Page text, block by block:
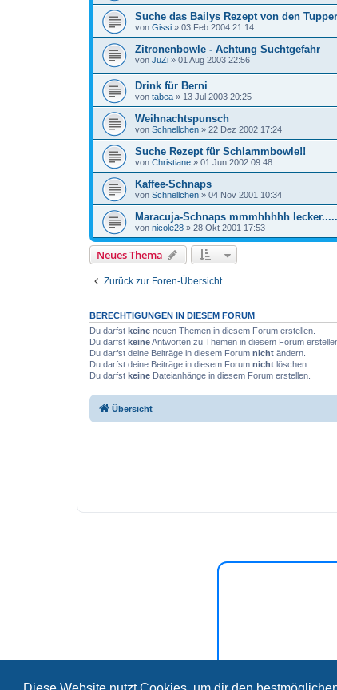
Suche das Bailys Rezept von den
von Gissi » 03 Feb 2004 21:14
Zitronenbowle - Achtung Suchtgefahr
von JuZi » 01 Aug 2003 22:56
Drink für Berni
von tabea » 13 Jul 2003 20:25
Weihnachtspunsch
von Schnellchen » 22 Dez 2002 17:24
Suche Rezept für Schlammbowle!!
von Christiane » 01 Jun 2002 09:48
Kaffee-Schnaps
von Schnellchen » 04 Nov 2001 10:34
Maracuja-Schnaps mmmhhhhh
von nicole28 » 28 Okt 2001 17:53
Neues Thema
Zurück zur Foren-Übersicht
BERECHTIGUNGEN IN DIESEM FORUM
Du darfst keine neuen Themen in diesem Forum erstellen.
Du darfst keineAntworten zu Themen in diesem Forum
Du darfst deine Beiträge in diesem Forum nicht ändern.
Du darfst deine Beiträge in diesem Forum nicht löschen.
Du darfst keine Dateianhänge in diesem Forum erstellen.
Übersicht